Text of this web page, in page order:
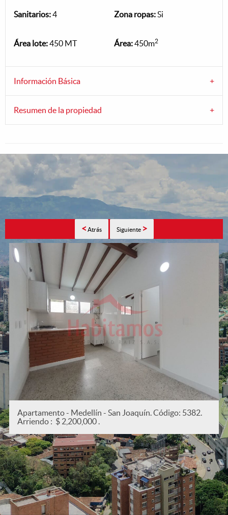
Sanitarios:4 Zona ropas:Si
Área lote:450 MT Área:450m2
Información Básica
Resumen de la propiedad
< Atrás Siguiente >
Apartamento - Medellín - San Joaquín. Código: 5382.
Arriendo : $ 2,200,000 .